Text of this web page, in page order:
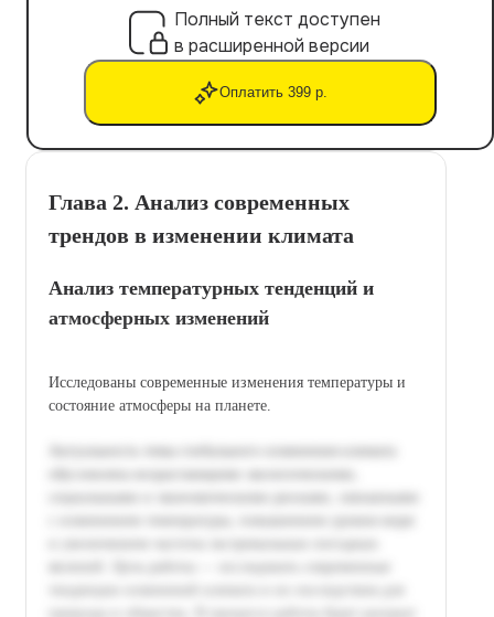
Полный текст доступен
в расширенной версии
Оплатить 399 р.
Глава 2. Анализ современных
трендов в изменении климата
Анализ температурных тенденций и
атмосферных изменений
Исследованы современные изменения температуры и
состояние атмосферы на планете.